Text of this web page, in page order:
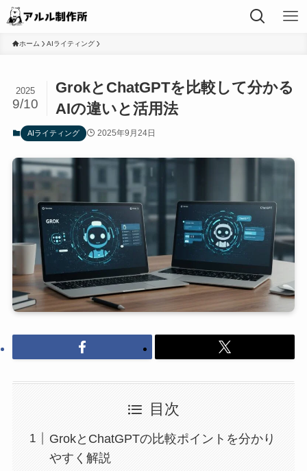
ホーム AIライティング
GrokとChatGPTを比較して分かる
AIの違いと活用法
2025
9/10
AIライティング 2025年9月24日
目次
GrokとChatGPTの比較ポイントを分かり
やすく解説